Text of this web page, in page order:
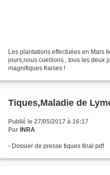
Les plantations effectuées en Mars
jours,nous cueillons , tous les deux
magnifiques fraises !
Tiques,Maladie de
Publié le 27/05/2017 à 16:17
Par INRA
- Dossier de presse tiques final.pdf